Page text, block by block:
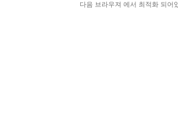
다음 브라우져 에서 최적화 되